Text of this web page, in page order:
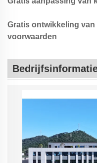
Gratis ontwikkeling
voorwaarden